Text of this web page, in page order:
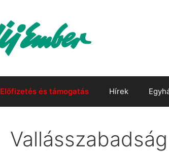
Előfizetés és támogatás Hírek